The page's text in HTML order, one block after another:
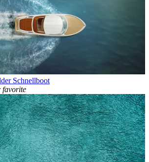
Schnellboot
favorite